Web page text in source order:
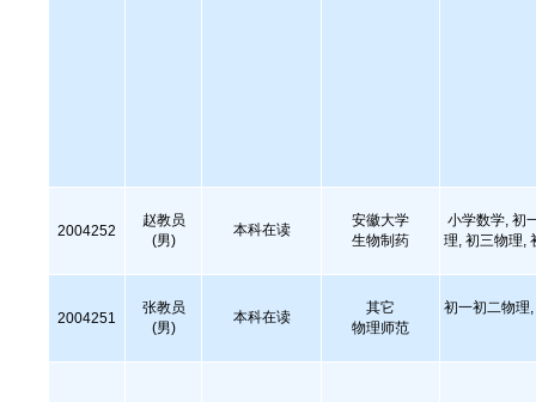
2004252
赵教员
(男)
本科在读
安徽大学
生物制药
小学数学, 初
理, 初三物理,
2004251
张教员
(男)
本科在读
其它
物理师范
初一初二物理